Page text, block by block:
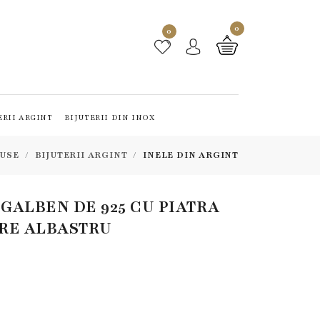
0 0
ARGINT BIJUTERII DIN INOX
BIJUTERII ARGINT INELE DIN ARGINT
DE 925 CU PIATRA
ALBASTRU